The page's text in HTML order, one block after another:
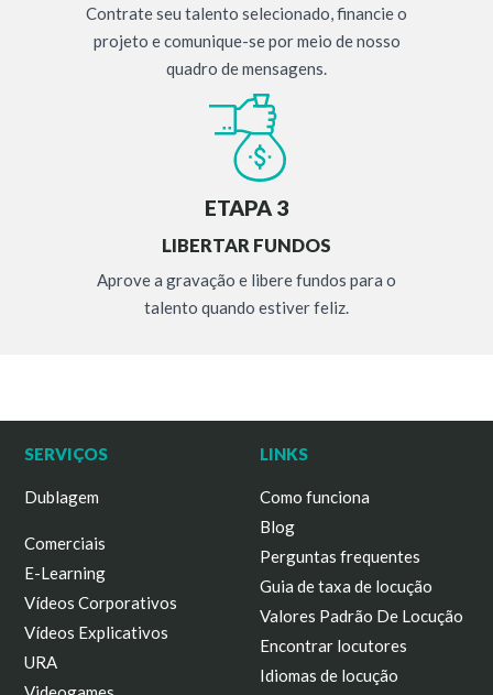
Contrate seu talento selecionado, financie o
projeto e comunique-se por meio de nosso
quadro de mensagens.
ETAPA 3
LIBERTAR FUNDOS
Aprove a gravação e libere fundos para o
talento quando estiver feliz.
SERVIÇOS
Dublagem
Comerciais
E-Learning
Vídeos Corporativos
Vídeos Explicativos
URA
LINKS
Como funciona
Blog
Perguntas frequentes
Guia de taxa de locução
Valores Padrão De Locução
Encontrar locutores
Idiomas de locução